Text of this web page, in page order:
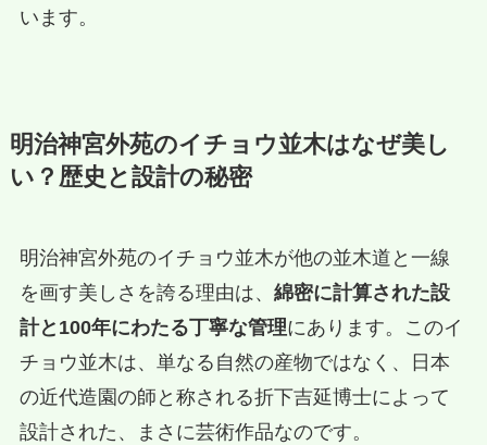
います。
明治神宮外苑のイチョウ並木はなぜ美し
い？歴史と設計の秘密
明治神宮外苑のイチョウ並木が他の並木道と一線
を画す美しさを誇る理由は、 綿密に計算された設
計と100年にわたる丁寧な管理にあります。このイ
チョウ並木は、単なる自然の産物ではなく、日本
の近代造園の師と称される折下吉延博士によって
設計された、まさに芸術作品なのです。